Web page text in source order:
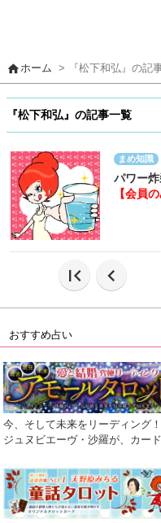
homeホーム > 『松下和弘』の記
『松下和弘』の記事一覧
まめ知識
パワー
【会員
first_page chevron_left
おすすめ占い
今、そして未来をリーディング
ジュヌビエーヴ・沙羅が、カー